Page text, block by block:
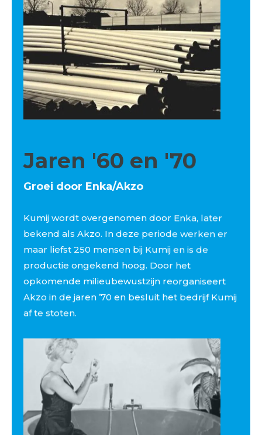
Jaren '60 en '70
Groei door Enka/Akzo
Kumij wordt overgenomen door Enka, later
bekend als Akzo. In deze periode werken er
maar liefst 250 mensen bij Kumij en is de
productie ongekend hoog. Door het
opkomende milieubewustzijn reorganiseert
Akzo in de jaren ’70 en besluit het bedrijf Kumij
af te stoten.